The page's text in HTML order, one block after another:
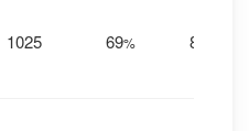
1025 69% 8